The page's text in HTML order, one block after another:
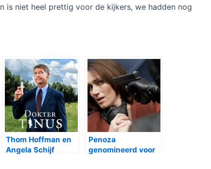
is niet heel prettig voor de kijkers, we hadden nog
Thom Hoffman en
Angela Schijf
Penoza
genomineerd voor